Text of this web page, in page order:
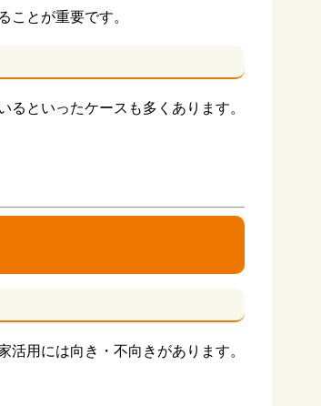
とが重要です。
といったケースも多くあります。
用には向き・不向きがあります。